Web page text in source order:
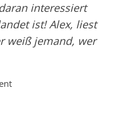
interessiert
ist! Alex, liest
weiß jemand, wer